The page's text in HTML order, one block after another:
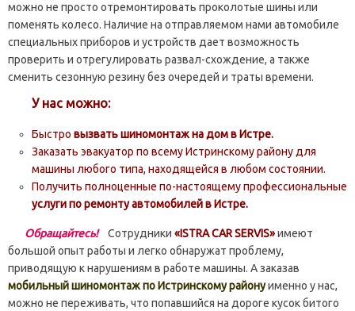
можно не просто отремонтировать проколотые шины или
поменять колесо. Наличие на отправляемом нами автомобиле
специальных приборов и устройств дает возможность
проверить и отрегулировать развал-схождение, а также
сменить сезонную резину без очередей и траты времени.
У нас можно:
Быстро вызвать шиномонтаж на дом в Истре.
Заказать эвакуатор по всему Истринскому району для
машины любого типа, находящейся в любом состоянии.
Получить полноценные по-настоящему профессиональные
услуги по ремонту автомобилей в Истре.
Обращайтесь! Сотрудники «ISTRA CAR SERVIS»имеют
большой опыт работы и легко обнаружат проблему,
приводящую к нарушениям в работе машины. А заказав
мобильный шиномонтаж по Истринскому районуименно у нас,
можно не переживать, что попавшийся на дороге кусок битого